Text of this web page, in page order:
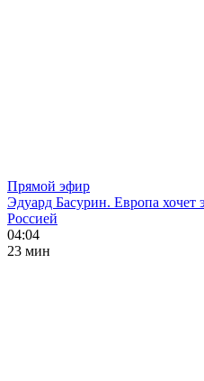
Прямой эфир
Эдуард Басурин. Европа хочет
Россией
04:04
23 мин